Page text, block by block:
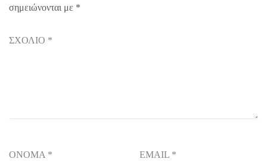
σημειώνονται με *
ΣΧΌΛΙΟ *
ΌΝΟΜΑ * EMAIL *